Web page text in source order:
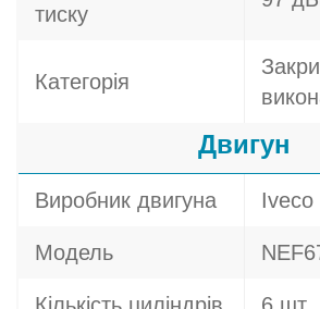
тиску
Категорія
Двигун
Виробник двигуна Iveco
Модель